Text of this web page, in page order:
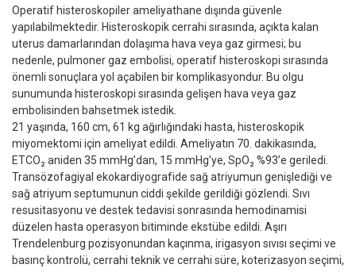
Operatif histeroskopiler ameliyathane dışında güvenle
yapılabilmektedir. Histeroskopik cerrahi sırasında, açıkta kalan
uterus damarlarından dolaşıma hava veya gaz girmesi; bu
nedenle, pulmoner gaz embolisi, operatif histeroskopi sırasında
önemli sonuçlara yol açabilen bir komplikasyondur. Bu olgu
sunumunda histeroskopi sırasında gelişen hava veya gaz
embolisinden bahsetmek istedik.
21 yaşında, 160 cm, 61 kg ağırlığındaki hasta, histeroskopik
miyomektomi için ameliyat edildi. Ameliyatın 70. dakikasında,
ETCO₂ aniden 35 mmHg’dan, 15 mmHg’ye, SpO₂ %93’e geriledi.
Transözofagiyal ekokardiyografide sağ atriyumun genişlediği ve
sağ atriyum septumunun ciddi şekilde gerildiği gözlendi. Sıvı
resusitasyonu ve destek tedavisi sonrasında hemodinamisi
düzelen hasta operasyon bitiminde ekstübe edildi. Aşırı
Trendelenburg pozisyonundan kaçınma, irigasyon sıvısı seçimi ve
basınç kontrolü, cerrahi teknik ve cerrahi süre, koterizasyon seçimi,